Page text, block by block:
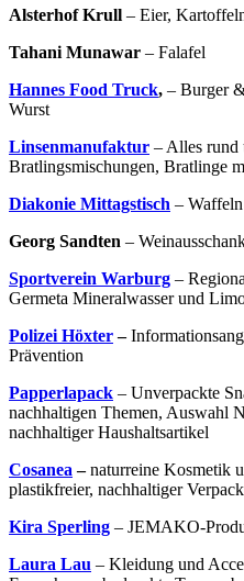
Alsterhof Krull – Eier,
Tahani Munawar – Falafel
Hannes Food Truck, – Burger
Wurst
Linsenmanufaktur – Alles rund
Bratlingsmischungen, Bratlinge
Diakonie Mittagstisch –
Georg Sandten –
Sportverein Warburg –
Germeta Mineralwasser und
Polizei Höxter–
Prävention
Papperlapack – Unverpackte
nachhaltigen Themen, Auswahl
nachhaltiger Haushaltsartikel
Cosanea–naturreine Kosmetik
plastikfreier, nachhaltiger
Kira Sperling – JEMAKO-
Laura Lau – Kleidung und